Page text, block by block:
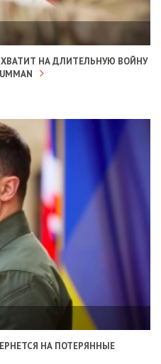
НА ДЛИТЕЛЬНУЮ ВОЙНУ
НА ПОТЕРЯННЫЕ